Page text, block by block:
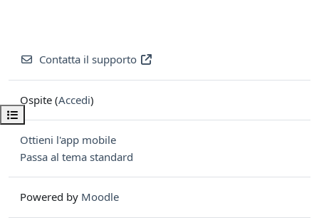
Apri indice del corso
Contatta il supporto
Ospite (Accedi)
Ottieni l'app mobile
Passa al tema standard
Powered by Moodle